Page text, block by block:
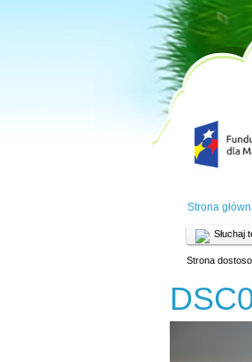
Strona
Słuchaj
Strona